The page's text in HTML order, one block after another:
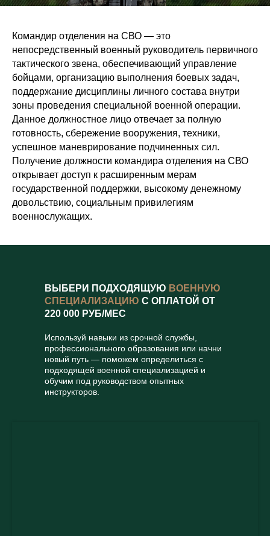
Командир отделения на СВО — это
непосредственный военный руководитель первичного
тактического звена, обеспечивающий управление
бойцами, организацию выполнения боевых задач,
поддержание дисциплины личного состава внутри
зоны проведения специальной военной операции.
Данное должностное лицо отвечает за полную
готовность, сбережение вооружения, техники,
успешное маневрирование подчиненных сил.
Получение должности командира отделения на СВО
открывает доступ к расширенным мерам
государственной поддержки, высокому денежному
довольствию, социальным привилегиям
военнослужащих.
ВЫБЕРИ ПОДХОДЯЩУЮ ВОЕННУЮ
СПЕЦИАЛИЗАЦИЮ С ОПЛАТОЙ ОТ
220 000 РУБ/МЕС
Используй навыки из срочной службы,
профессионального образования или начни
новый путь — поможем определиться с
подходящей военной специализацией и
обучим под руководством опытных
инструкторов.